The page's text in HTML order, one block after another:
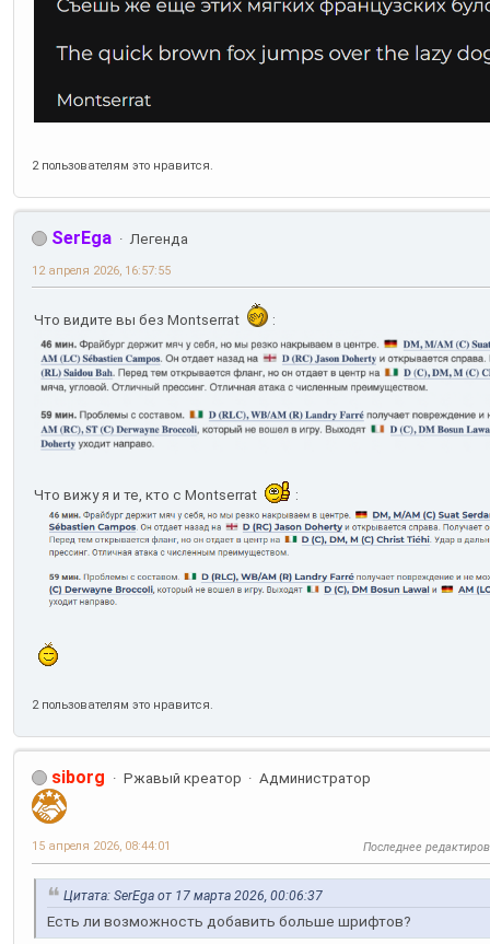
2 пользователям это нравится.
SerEga Легенда
12 апреля 2026, 16:57:55
Что видите вы без Montserrat :
Что вижу я и те, кто с Montserrat :
2 пользователям это нравится.
siborg Ржавый креатор Администратор
15 апреля 2026, 08:44:01 Последнее
Цитата: SerEga от 17 марта 2026, 00:06:37
Есть ли возможность добавить больше шрифтов?